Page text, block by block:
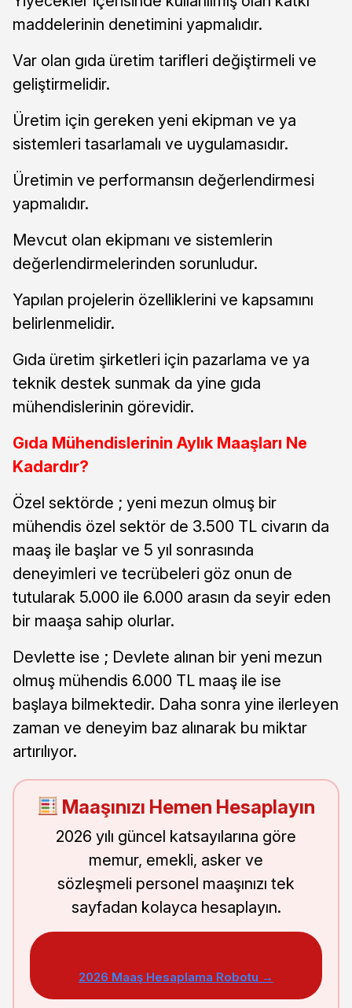
maddelerinin denetimini yapmalıdır.
Var olan gıda üretim tarifleri değiştirmeli ve
geliştirmelidir.
Üretim için gereken yeni ekipman ve ya
sistemleri tasarlamalı ve uygulamasıdır.
Üretimin ve performansın değerlendirmesi
yapmalıdır.
Mevcut olan ekipmanı ve sistemlerin
değerlendirmelerinden sorunludur.
Yapılan projelerin özelliklerini ve kapsamını
belirlenmelidir.
Gıda üretim şirketleri için pazarlama ve ya
teknik destek sunmak da yine gıda
mühendislerinin görevidir.
Gıda Mühendislerinin Aylık Maaşları Ne
Kadardır?
Özel sektörde ; yeni mezun olmuş bir
mühendis özel sektör de 3.500 TL civarın da
maaş ile başlar ve 5 yıl sonrasında
deneyimleri ve tecrübeleri göz onun de
tutularak 5.000 ile 6.000 arasın da seyir eden
bir maaşa sahip olurlar.
Devlette ise ; Devlete alınan bir yeni mezun
olmuş mühendis 6.000 TL maaş ile ise
başlaya bilmektedir. Daha sonra yine ilerleyen
zaman ve deneyim baz alınarak bu miktar
artırılıyor.
Maaşınızı Hemen Hesaplayın
2026 yılı güncel katsayılarına göre
memur, emekli, asker ve
sözleşmeli personel maaşınızı tek
sayfadan kolayca hesaplayın.
2026 Maaş Hesaplama Robotu →